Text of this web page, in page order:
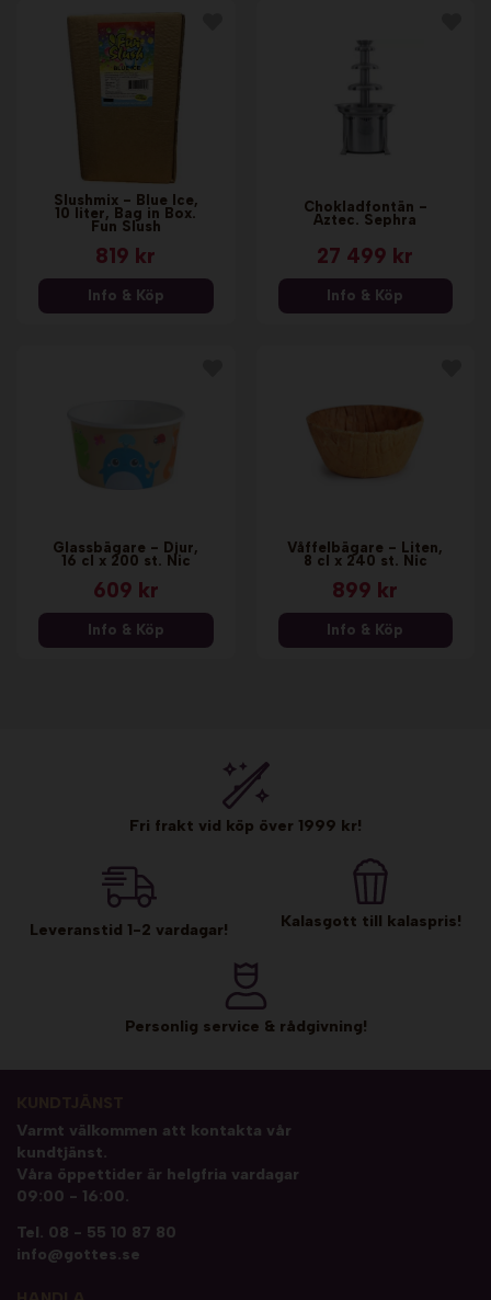
Slushmix - Blue Ice,
10 liter, Bag in Box.
Fun Slush
819 kr
Info & Köp
Chokladfontän -
Aztec. Sephra
27 499 kr
Info & Köp
Glassbägare - Djur,
16 cl x 200 st. Nic
609 kr
Info & Köp
Våffelbägare - Liten,
8 cl x 240 st. Nic
899 kr
Info & Köp
Fri frakt vid köp över 1999 kr!
Leveranstid 1-2 vardagar! Kalasgott till kalaspris!
Personlig service & rådgivning!
Varmt välkommen att kontakta vår
kundtjänst.
Våra öppettider är helgfria vardagar
09:00 - 16:00.
Tel. 08 - 55 10 87 80
info@gottes.se